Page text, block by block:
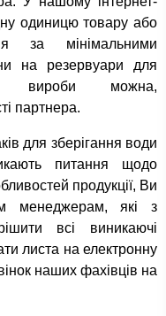
одиницю товару або
за мінімальними
на резервуари для
вироби можна,
партнера.
для зберігання води
питання щодо
продукції, Ви
менеджерам, які з
всі виникаючі
листа на електронну
наших фахівців на